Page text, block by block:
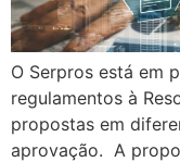
O Serpros está em
regulamentos à
propostas em
aprovação. A